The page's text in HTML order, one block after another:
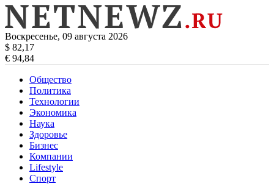
Воскресенье, 09 августа 2026
$ 82,17
€ 94,84
Общество
Политика
Технологии
Экономика
Наука
Здоровье
Бизнес
Компании
Lifestyle
Спорт